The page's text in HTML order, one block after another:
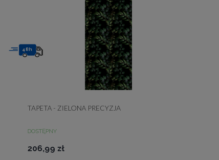
TAPETA - ZIELONA PRECYZJA
DOSTĘPNY
206,99 zł
48h